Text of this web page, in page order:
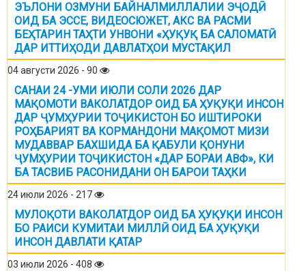
ЭЪЛОНИ ОЗМУНИ БАЙНАЛМИЛЛАЛИИ ЭҶОДӢ
ОИД БА ЭССЕ, ВИДЕОСЮЖЕТ, АКС ВА РАСМИ
БЕҲТАРИН ТАҲТИ УНВОНИ «ҲУҚУҚ БА САЛОМАТӢ
ДАР ИТТИҲОДИ ДАВЛАТҲОИ МУСТАҚИЛ
04 августи 2026 - 90
САНАИ 24 -УМИ ИЮЛИ СОЛИ 2026 ДАР
МАҚОМОТИ ВАКОЛАТДОР ОИД БА ҲУҚУҚИ ИНСОН
ДАР ҶУМҲУРИИ ТОҶИКИСТОН БО ИШТИРОКИ
РОҲБАРИЯТ ВА КОРМАНДОНИ МАҚОМОТ МИЗИ
МУДАВВАР БАХШИДА БА ҚАБУЛИ ҚОНУНИ
ҶУМҲУРИИ ТОҶИКИСТОН «ДАР БОРАИ АВФ», КИ
БА ТАСВИБ РАСОНИДАНИ ОН БАРОИ ТАҲКИ
24 июли 2026 - 217
МУЛОҚОТИ ВАКОЛАТДОР ОИД БА ҲУҚУҚИ ИНСОН
БО РАИСИ КУМИТАИ МИЛЛӢ ОИД БА ҲУҚУҚИ
ИНСОН ДАВЛАТИ ҚАТАР
03 июли 2026 - 408